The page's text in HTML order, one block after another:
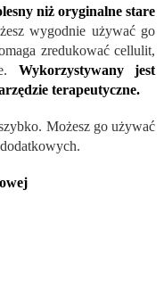
niż oryginalne stare
wygodnie używać go
zredukować cellulit,
Wykorzystywany jest
terapeutyczne.
Możesz go używać